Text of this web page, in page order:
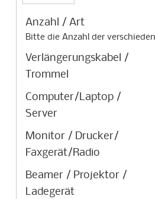
Anzahl / Art
Bitte die Anzahl der
Verlängerungskabel /
Trommel
Computer/Laptop /
Server
Monitor / Drucker/
Faxgerät/Radio
Beamer / Projektor /
Ladegerät